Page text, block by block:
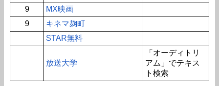
9
MX映画
9
キネマ麹町
STAR無料
放送大学
「オーディトリ
アム」でテキス
ト検索